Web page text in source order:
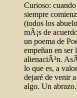
Curioso:
siempre
(todos los
mÃ¡s de
un poema de
empeñan en ser
alienaciÃ³n.
lo que es, a
dejaré de venir
algo. Un abrazo.